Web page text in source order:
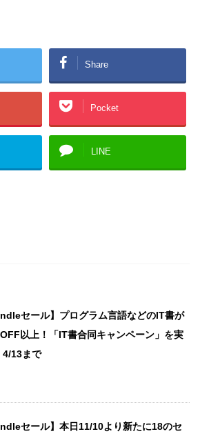
Share
Pocket
LINE
セール】プログラム言語などのIT書が
以上！「IT書合同キャンペーン」を実
4/13まで
セール】本日11/10より新たに18のセ